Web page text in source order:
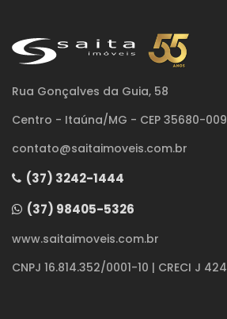
Rua Gonçalves da Guia, 58
Centro - Itaúna/MG - CEP 35680-009
contato@saitaimoveis.com.br
(37) 3242-1444
(37) 98405-5326
www.saitaimoveis.com.br
CNPJ 16.814.352/0001-10 | CRECI J 424